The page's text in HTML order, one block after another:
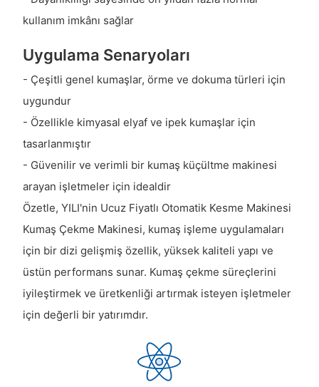
kullanım imkânı sağlar
Uygulama Senaryoları
- Çeşitli genel kumaşlar, örme ve dokuma türleri için
uygundur
- Özellikle kimyasal elyaf ve ipek kumaşlar için
tasarlanmıştır
- Güvenilir ve verimli bir kumaş küçültme makinesi
arayan işletmeler için idealdir
Özetle, YILI'nin Ucuz Fiyatlı Otomatik Kesme Makinesi
Kumaş Çekme Makinesi, kumaş işleme uygulamaları
için bir dizi gelişmiş özellik, yüksek kaliteli yapı ve
üstün performans sunar. Kumaş çekme süreçlerini
iyileştirmek ve üretkenliği artırmak isteyen işletmeler
için değerli bir yatırımdır.